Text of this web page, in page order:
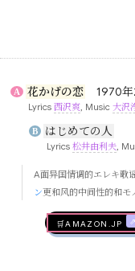
A 花かげの恋 1970
Lyrics西沢爽, Music大沢
B はじめての人
Lyrics 松井由利夫,
A面异国情调的エレキ歌
ン更和风的中间性的和モ
🛒AMAZON.jp